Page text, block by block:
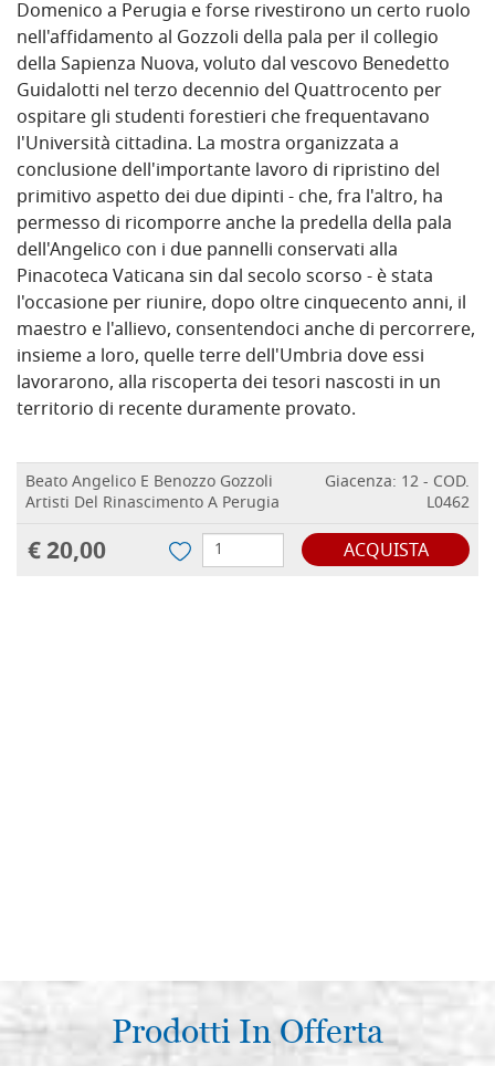
Domenico a Perugia e forse rivestirono un certo ruolo
nell'affidamento al Gozzoli della pala per il collegio
della Sapienza Nuova, voluto dal vescovo Benedetto
Guidalotti nel terzo decennio del Quattrocento per
ospitare gli studenti forestieri che frequentavano
l'Università cittadina. La mostra organizzata a
conclusione dell'importante lavoro di ripristino del
primitivo aspetto dei due dipinti - che, fra l'altro, ha
permesso di ricomporre anche la predella della pala
dell'Angelico con i due pannelli conservati alla
Pinacoteca Vaticana sin dal secolo scorso - è stata
l'occasione per riunire, dopo oltre cinquecento anni, il
maestro e l'allievo, consentendoci anche di percorrere,
insieme a loro, quelle terre dell'Umbria dove essi
lavorarono, alla riscoperta dei tesori nascosti in un
territorio di recente duramente provato.
Beato Angelico E Benozzo Gozzoli
Artisti Del Rinascimento A Perugia
Giacenza: 12 - COD.
L0462
€ 20,00 ACQUISTA
Prodotti In Offerta